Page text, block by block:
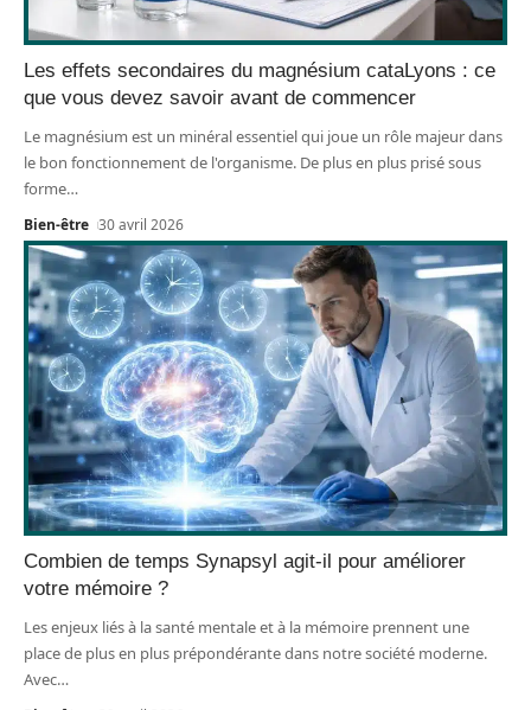
Les effets secondaires du magnésium cataLyons : ce
que vous devez savoir avant de commencer
Le magnésium est un minéral essentiel qui joue un rôle majeur dans
le bon fonctionnement de l'organisme. De plus en plus prisé sous
forme…
Bien-être 30 avril 2026
Combien de temps Synapsyl agit-il pour améliorer
votre mémoire ?
Les enjeux liés à la santé mentale et à la mémoire prennent une
place de plus en plus prépondérante dans notre société moderne.
Avec…